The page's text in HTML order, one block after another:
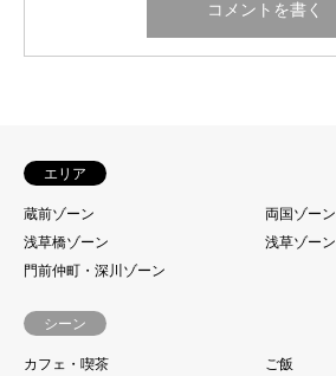
エリア
蔵前ゾーン
両国ゾーン
浅草橋ゾーン
浅草ゾーン
門前仲町・深川ゾーン
シーン
カフェ・喫茶
ご飯